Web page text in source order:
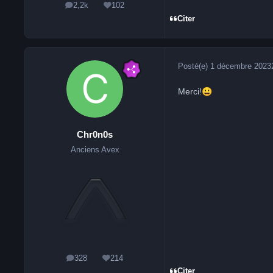
2,2k
messages102
Réputation
Citer
Chr0n0s
Anciens Avex
328
messages214
Réputation
Posté(e) 1 décembre 2023
Merci!😀